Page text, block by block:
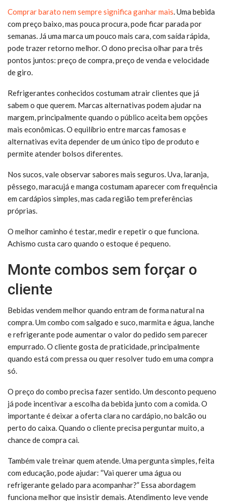
Comprar barato nem sempre significa ganhar mais. Uma bebida
com preço baixo, mas pouca procura, pode ficar parada por
semanas. Já uma marca um pouco mais cara, com saída rápida,
pode trazer retorno melhor. O dono precisa olhar para três
pontos juntos: preço de compra, preço de venda e velocidade
de giro.
Refrigerantes conhecidos costumam atrair clientes que já
sabem o que querem. Marcas alternativas podem ajudar na
margem, principalmente quando o público aceita bem opções
mais econômicas. O equilíbrio entre marcas famosas e
alternativas evita depender de um único tipo de produto e
permite atender bolsos diferentes.
Nos sucos, vale observar sabores mais seguros. Uva, laranja,
pêssego, maracujá e manga costumam aparecer com frequência
em cardápios simples, mas cada região tem preferências
próprias.
O melhor caminho é testar, medir e repetir o que funciona.
Achismo custa caro quando o estoque é pequeno.
Monte combos sem forçar o
cliente
Bebidas vendem melhor quando entram de forma natural na
compra. Um combo com salgado e suco, marmita e água, lanche
e refrigerante pode aumentar o valor do pedido sem parecer
empurrado. O cliente gosta de praticidade, principalmente
quando está com pressa ou quer resolver tudo em uma compra
só.
O preço do combo precisa fazer sentido. Um desconto pequeno
já pode incentivar a escolha da bebida junto com a comida. O
importante é deixar a oferta clara no cardápio, no balcão ou
perto do caixa. Quando o cliente precisa perguntar muito, a
chance de compra cai.
Também vale treinar quem atende. Uma pergunta simples, feita
com educação, pode ajudar: “Vai querer uma água ou
refrigerante gelado para acompanhar?” Essa abordagem
funciona melhor que insistir demais. Atendimento leve vende